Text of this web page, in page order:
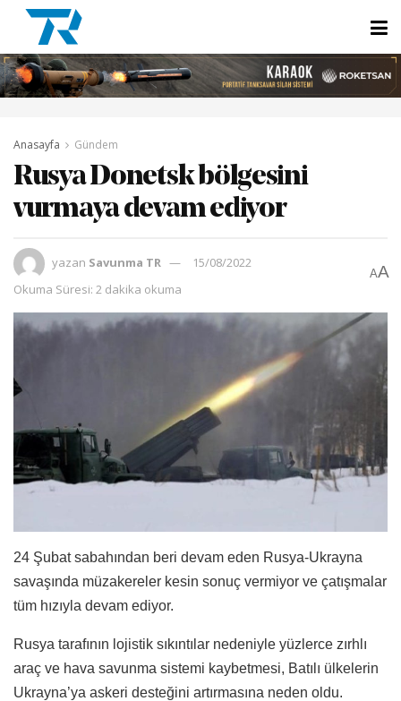
Anasayfa Gündem
Rusya Donetsk bölgesini
vurmaya devam ediyor
yazan Savunma TR
15/08/2022
Okuma Süresi: 2 dakika okuma
AA
24 Şubat sabahından beri devam eden Rusya-Ukrayna
savaşında müzakereler kesin sonuç vermiyor ve çatışmalar
tüm hızıyla devam ediyor.
Rusya tarafının lojistik sıkıntılar nedeniyle yüzlerce zırhlı
araç ve hava savunma sistemi kaybetmesi, Batılı ülkelerin
Ukrayna’ya askeri desteğini artırmasına neden oldu.